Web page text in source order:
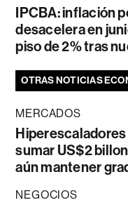
IPCBA: inflación
desacelera en
piso de 2% tras
OTRAS NOTICIAS
MERCADOS
Hiperescaladores
sumar US$2
aún mantener
NEGOCIOS